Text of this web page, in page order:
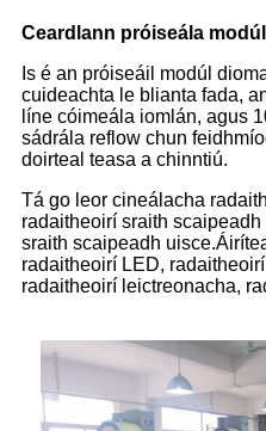
Ceardlann próiseála
Is é an próiseáil modúl
cuideachta le blianta fada,
líne cóimeála iomlán, agus
sádrála reflow chun
doirteal teasa a chinntiú.
Tá go leor cineálacha
radaitheoirí sraith
sraith scaipeadh
radaitheoirí LED,
radaitheoirí leictreonacha,